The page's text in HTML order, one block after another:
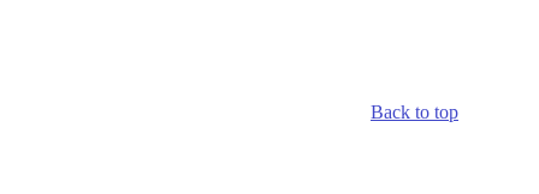
Back to top